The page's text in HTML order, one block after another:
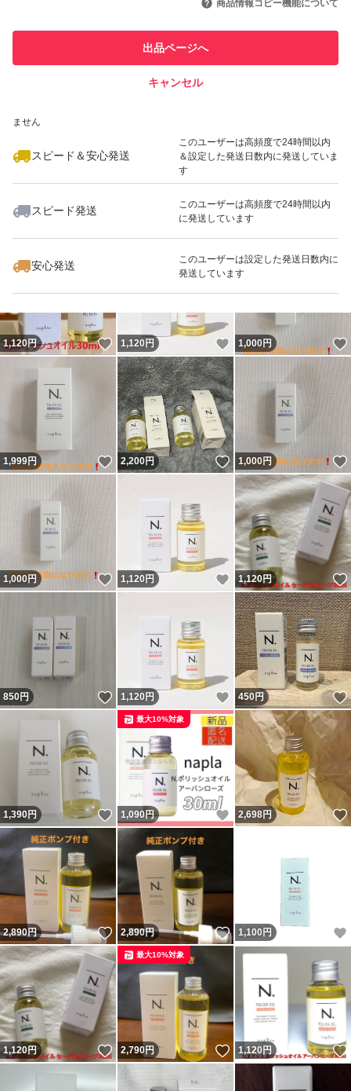
での取引実績があります
ません
スピード＆安心発送
このユーザーは高頻度で24時間以内
＆設定した発送日数内に発送していま
す
スピード発送
このユーザーは高頻度で24時間以内
に発送しています
安心発送
このユーザーは設定した発送日数内に
発送しています
商品情報コピー機能について
出品ページへ
キャンセル
いいね！
1,120
1,120円 いいね！
1,120 円 いいね！
1,000円
1,999円 いいね！
2,200円 いいね！
1,000円
1,000円 いいね！
1,120 円 いいね！
1,120円
850円 いいね！
1,120 円 いいね！
450円
1,390円 いいね！
1,090円 いいね！
最大10%対象
2,698円
2,890円 いいね！
2,890円 いいね！
1,100 円
1,120円 いいね！
2,790円 いいね！
最大10%対象
1,120 円